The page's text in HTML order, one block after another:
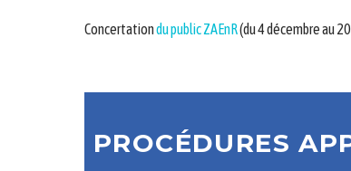
Concertationdu public ZAEnR(du 4 décembre au
PROCÉDURES